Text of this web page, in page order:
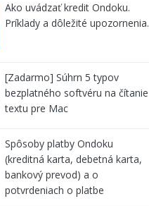
Ako uvádzať kredit Ondoku.
Príklady a dôležité upozornenia.
[Zadarmo] Súhrn 5 typov
bezplatného softvéru na čítanie
textu pre Mac
Spôsoby platby Ondoku
(kreditná karta, debetná karta,
bankový prevod) a o
potvrdeniach o platbe